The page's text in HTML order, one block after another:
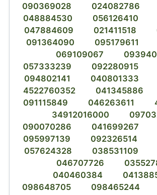
090369028
024082786
048884530
056126410
047884609
021411518
091364090
095179611
069109067
057333239
092280915
094802141
040801333
4522760352
041345886
091115849
046263611
34912016000
090070286
041699267
095997139
092326514
057624328
038531109
046707726
040460384
098648705
098465244